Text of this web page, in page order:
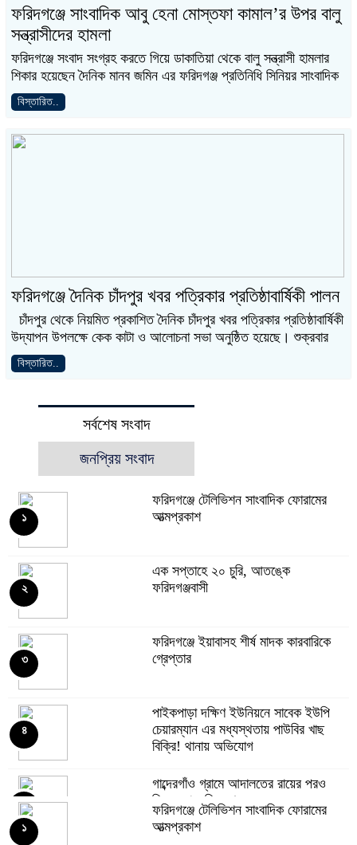
ফরিদগঞ্জে সাংবাদিক আবু হেনা মোস্তফা কামাল’র উপর বালু
সন্ত্রাসীদের হামলা
ফরিদগঞ্জে সংবাদ সংগ্রহ করতে গিয়ে ডাকাতিয়া থেকে বালু সন্ত্রাসী হামলার
শিকার হয়েছেন দৈনিক মানব জমিন এর ফরিদগঞ্জ প্রতিনিধি সিনিয়র সাংবাদিক
বিস্তারিত..
ফরিদগঞ্জে দৈনিক চাঁদপুর খবর পত্রিকার প্রতিষ্ঠাবার্ষিকী পালন
চাঁদপুর থেকে নিয়মিত প্রকাশিত দৈনিক চাঁদপুর খবর পত্রিকার প্রতিষ্ঠাবার্ষিকী
উদ্যাপন উপলক্ষে কেক কাটা ও আলোচনা সভা অনুষ্ঠিত হয়েছে। শুক্রবার
বিস্তারিত..
সর্বশেষ সংবাদ
জনপ্রিয় সংবাদ
ফরিদগঞ্জে টেলিভিশন সাংবাদিক ফোরামের
আত্মপ্রকাশ
১
এক সপ্তাহে ২০ চুরি, আতঙ্কে
ফরিদগঞ্জবাসী
২
ফরিদগঞ্জে ইয়াবাসহ শীর্ষ মাদক কারবারিকে
গ্রেপ্তার
৩
পাইকপাড়া দক্ষিণ ইউনিয়নে সাবেক ইউপি
চেয়ারম্যান এর মধ্যস্থতায় পাউবির খাছ
বিক্রি! থানায় অভিযোগ
৪
গাব্দেরগাঁও গ্রামে আদালতের রায়ের পরও
মিলছে না জমির দখল
৫
ফরিদগঞ্জে টেলিভিশন সাংবাদিক ফোরামের
আত্মপ্রকাশ
১